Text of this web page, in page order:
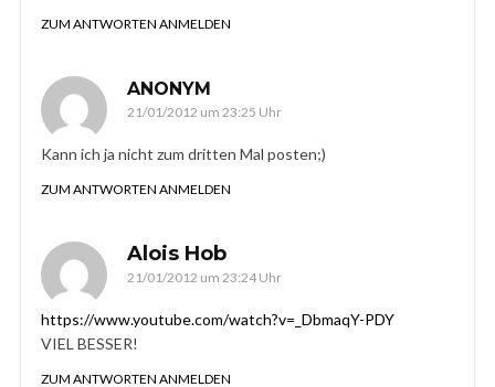
ZUM ANTWORTEN ANMELDEN
ANONYM
21/01/2012 um 23:25 Uhr
Kann ich ja nicht zum dritten Mal posten;)
ZUM ANTWORTEN ANMELDEN
Alois Hob
21/01/2012 um 23:24 Uhr
https://www.youtube.com/watch?v=_DbmaqY-PDY
VIEL BESSER!
ZUM ANTWORTEN ANMELDEN